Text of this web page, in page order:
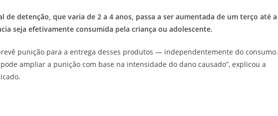
de detenção, que varia de 2 a 4 anos, passa a ser aumentada de um terço até a
seja efetivamente consumida pela criança ou adolescente.
punição para a entrega desses produtos — independentemente do consumo.
ampliar a punição com base na intensidade do dano causado”, explicou a